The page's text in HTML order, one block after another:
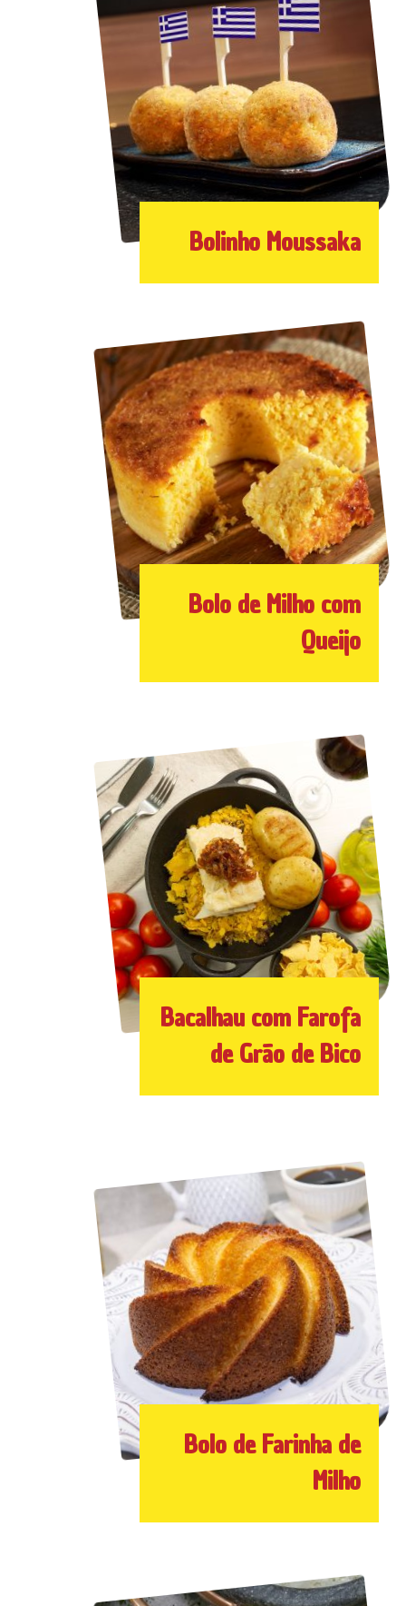
Bolinho Moussaka
Bolo de Milho com
Queijo
Bacalhau com Farofa
de Grão de Bico
Bolo de Farinha de
Milho